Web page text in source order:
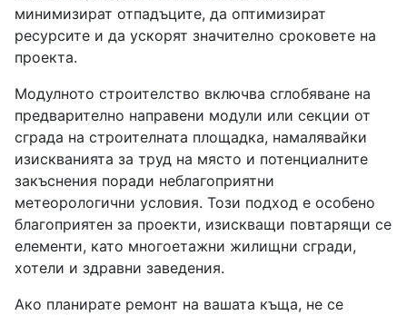
минимизират отпадъците, да оптимизират
ресурсите и да ускорят значително сроковете на
проекта.
Модулното строителство включва сглобяване на
предварително направени модули или секции от
сграда на строителната площадка, намалявайки
изискванията за труд на място и потенциалните
закъснения поради неблагоприятни
метеорологични условия. Този подход е особено
благоприятен за проекти, изискващи повтарящи се
елементи, като многоетажни жилищни сгради,
хотели и здравни заведения.
Ако планирате ремонт на вашата къща, не се